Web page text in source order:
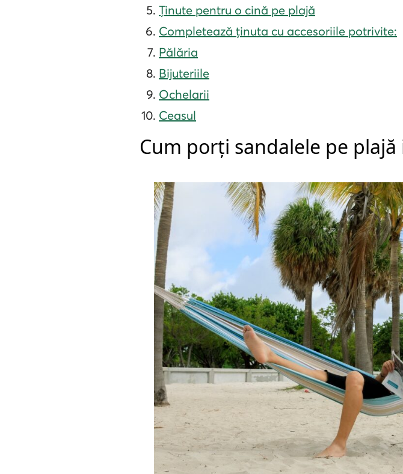
Ținute pentru o cină pe plajă
Completează ținuta cu accesoriile potrivite:
Pălăria
Bijuteriile
Ochelarii
Ceasul
Cum porți sandalele pe